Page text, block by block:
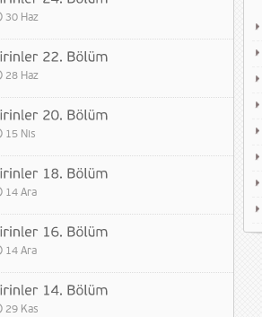
30 Haz
28 Haz
15 Nis
14 Ara
14 Ara
29 Kas